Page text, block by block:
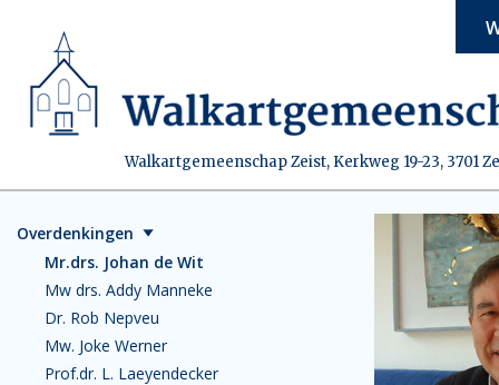
Walkartgemeenschap Zeist, Kerkweg 19-23, 3701
Overdenkingen
Mr.drs. Johan de Wit
Mw drs. Addy Manneke
Dr. Rob Nepveu
Mw. Joke Werner
Prof.dr. L. Laeyendecker